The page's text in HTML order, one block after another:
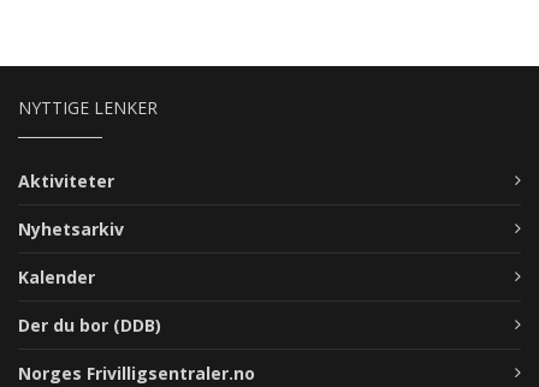
NYTTIGE LENKER
Aktiviteter
Nyhetsarkiv
Kalender
Der du bor (DDB)
Norges Frivilligsentraler.no